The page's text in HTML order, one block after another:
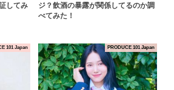
してみ
ジ？飲酒の暴露が関係してるのか調
べてみた！
101 Japan PRODUCE 101 Japan